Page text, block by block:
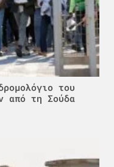
του
από τη Σούδα